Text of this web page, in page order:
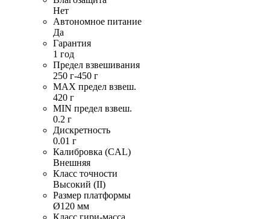
Нет
Автономное питание
Да
Гарантия
1 год
Предел взвешивания
250 г-450 г
MAX предел взвеш.
420 г
MIN предел взвеш.
0.2 г
Дискретность
0.01 г
Калибровка (CAL)
Внешняя
Класс точности
Высокий (II)
Размер платформы
Ø120 мм